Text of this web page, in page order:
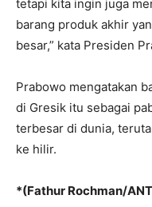
tetapi kita ingin juga
barang produk akhir
besar,” kata Presiden
Prabowo mengatakan
di Gresik itu sebagai
terbesar di dunia,
ke hilir.
*(Fathur Rochman/